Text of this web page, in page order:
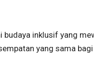
budaya inklusif yang
yang sama